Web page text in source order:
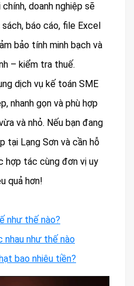
doanh nghiệp sẽ
báo cáo, file Excel
bảo tính minh bạch và
– kiểm tra thuế.
dịch vụ kế toán SME
nhanh gọn và phù hợp
và nhỏ. Nếu bạn đang
tại Lạng Sơn và cần hỗ
hợp tác cùng đơn vị uy
quả hơn!
như thế nào?
nhau như thế nào
bao nhiêu tiền?